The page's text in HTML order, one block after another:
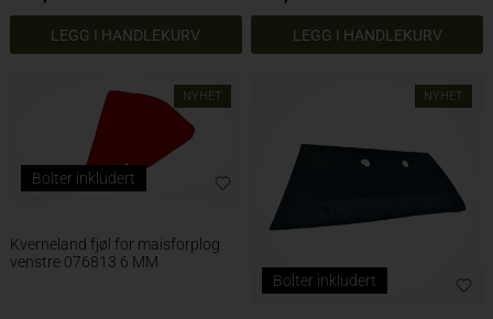
NYHET
Bolter inkludert
Kverneland fjøl for maisforplog
venstre 076813 6 MM
NYHET
Bolter inkludert